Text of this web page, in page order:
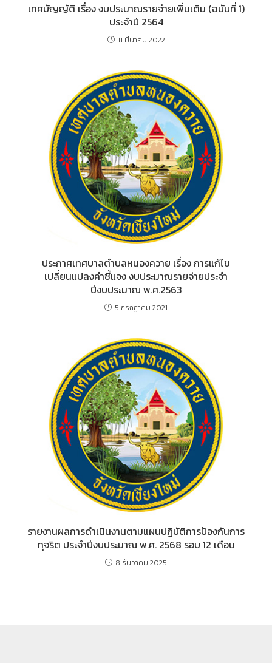
เทศบัญญัติ เรื่อง งบประมาณรายจ่ายเพิ่มเติม (ฉบับที่ 1)
ประจำปี 2564
11 มีนาคม 2022
ประกาศเทศบาลตำบลหนองควาย เรื่อง การแก้ไข
เปลี่ยนแปลงคำชี้แจง งบประมาณรายจ่ายประจำ
ปีงบประมาณ พ.ศ.2563
5 กรกฎาคม 2021
รายงานผลการดำเนินงานตามแผนปฏิบัติการป้องกันการ
ทุจริต ประจำปีงบประมาณ พ.ศ. 2568 รอบ 12 เดือน
8 ธันวาคม 2025